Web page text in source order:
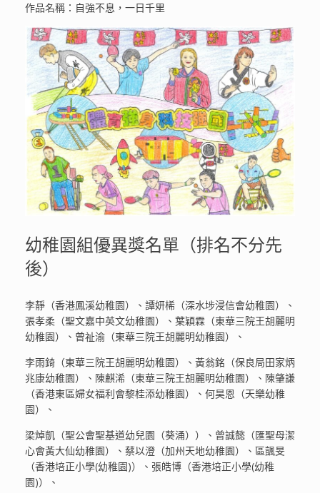
作品名稱：自強不息，一日千里
幼稚園組優異獎名單（排名不分先
後）
李靜（香港鳳溪幼稚園）、譚妍桸（深水埗浸信會幼稚園）、
張孝柔（聖文嘉中英文幼稚園）、葉穎霖（東華三院王胡麗明
幼稚園）、曾祉渝（東華三院王胡麗明幼稚園）、
李雨錡（東華三院王胡麗明幼稚園）、黃翁銘（保良局田家炳
兆康幼稚園）、陳麒浠（東華三院王胡麗明幼稚園）、陳肇謙
（香港東區婦女福利會黎桂添幼稚園）、何昊恩（天樂幼稚
園）、
梁焯凱（聖公會聖基道幼兒園（葵涌））、曾誠懿（匯聖母潔
心會黃大仙幼稚園）、蔡以澄（加州天地幼稚園）、區颽旻
（香港培正小學(幼稚園)）、張皓博（香港培正小學(幼稚
園)）、